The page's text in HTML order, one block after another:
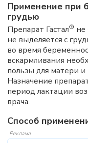
Применение при
грудью
Препарат Гастал® не
не выделяется с
во время
вскармливания
пользы для матери и
Назначение
период лактации
врача.
Способ
Реклама